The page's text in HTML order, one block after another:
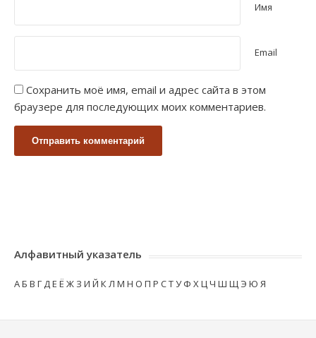
Имя
Email
Сохранить моё имя, email и адрес сайта в этом
браузере для последующих моих комментариев.
Алфавитный указатель
АБ В ГДЕ Ё Ж З И Й КЛ М Н О П Р СТУ Ф ХЦЧ Ш Щ Э Ю Я